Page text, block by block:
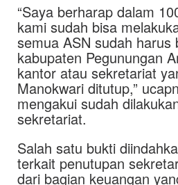
“Saya berharap dalam
kami sudah bisa
semua ASN sudah harus
kabupaten Pegunungan
kantor atau sekretariat
Manokwari ditutup,”
mengakui sudah
sekretariat.
Salah satu bukti
terkait penutupan
dari bagian keuangan